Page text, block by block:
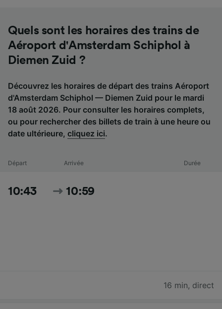
Quels sont les horaires des trains de
Aéroport d'Amsterdam Schiphol à
Diemen Zuid ?
Découvrez les horaires de départ des trains Aéroport
d'Amsterdam Schiphol — Diemen Zuid pour le mardi
18 août 2026. Pour consulter les horaires complets,
ou pour rechercher des billets de train à une heure ou
date ultérieure, cliquez ici.
Départ Arrivée Durée
10:43 10:59
16 min, direct